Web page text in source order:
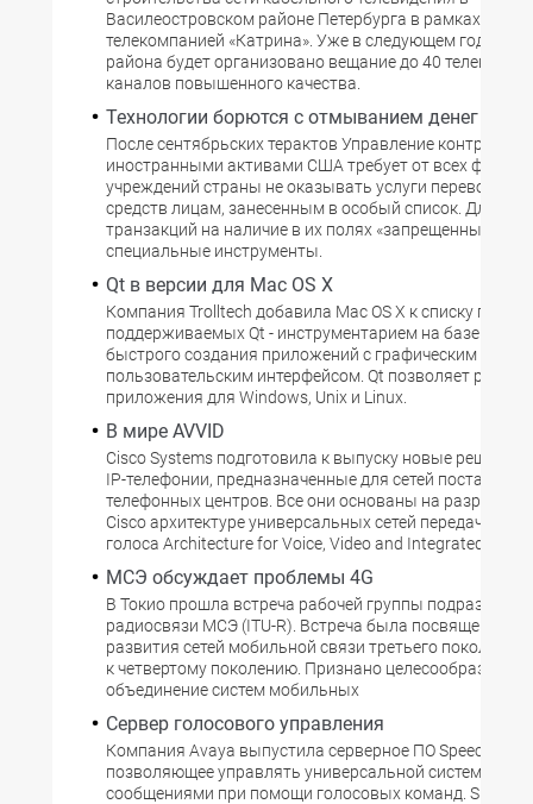
Василеостровском районе Петербурга в рамках
телекомпанией «Катрина». Уже в следующем году на
района будет организовано вещание до 40
каналов повышенного качества.
Технологии борются с отмыванием денег
После сентябрьских терактов Управление контроля
иностранными активами США требует от всех
учреждений страны не оказывать услуги перевода
средств лицам, занесенным в особый список. Для
транзакций на наличие в их полях «запрещенных»
специальные инструменты.
Qt в версии для Mac OS X
Компания Trolltech добавила Mac OS X к списку
поддерживаемых Qt - инструментарием на базе С++
быстрого создания приложений с графическим
пользовательским интерфейсом. Qt позволяет
приложения для Windows, Unix и Linux.
В мире AVVID
Cisco Systems подготовила к выпуску новые решения
IP-телефонии, предназначенные для сетей
телефонных центров. Все они основаны на
Cisco архитектуре универсальных сетей передачи
голоса Architecture for Voice, Video and Integrated Data.
МСЭ обсуждает проблемы 4G
В Токио прошла встреча рабочей группы
радиосвязи МСЭ (ITU-R). Встреча была посвящена
развития сетей мобильной связи третьего поколения
к четвертому поколению. Признано целесообразным
объединение систем мобильных
Сервер голосового управления
Компания Avaya выпустила серверное ПО Speech
позволяющее управлять универсальной системой
сообщениями при помощи голосовых команд. Speech